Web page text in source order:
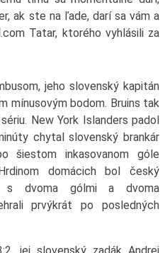
ak ste na ľade, darí sa vám a
Tatar, ktorého vyhlásili za
jeho slovenský kapitán
mínusovým bodom. Bruins tak
New York Islanders padol
chytal slovenský brankár
šiestom inkasovanom góle
domácich bol český
s dvoma gólmi a dvoma
prvýkrát po posledných